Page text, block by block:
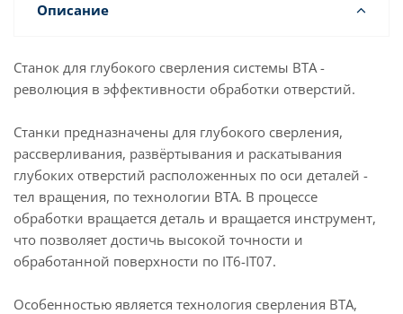
Описание
Станок для глубокого сверления системы ВТА -
революция в эффективности обработки отверстий.
Станки предназначены для глубокого сверления,
рассверливания, развёртывания и раскатывания
глубоких отверстий расположенных по оси деталей -
тел вращения, по технологии BTA. В процессе
обработки вращается деталь и вращается инструмент,
что позволяет достичь высокой точности и
обработанной поверхности по IT6-IT07.
Особенностью является технология сверления ВТА,